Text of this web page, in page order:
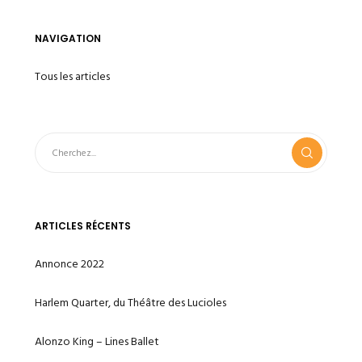
NAVIGATION
Tous les articles
ARTICLES RÉCENTS
Annonce 2022
Harlem Quarter, du Théâtre des Lucioles
Alonzo King – Lines Ballet